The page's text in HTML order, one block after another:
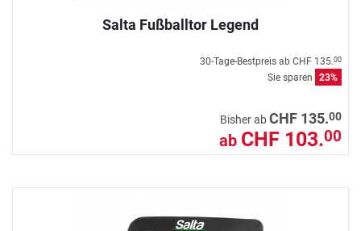
Salta Fußballtor Legend
30-Tage-Bestpreis ab CHF 135.00
Sie sparen 23%
Bisher abCHF 135.00
ab CHF 103.00